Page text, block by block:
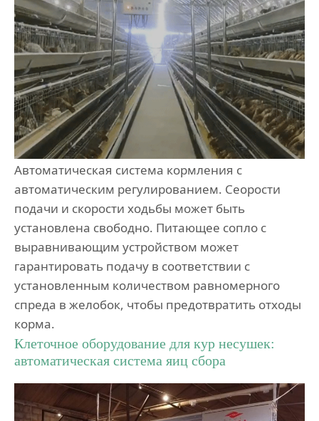
Автоматическая система кормления с
автоматическим регулированием. Сеорости
подачи и скорости ходьбы может быть
установлена свободно. Питающее сопло с
выравнивающим устройством может
гарантировать подачу в соответствии с
установленным количеством равномерного
спреда в желобок, чтобы предотвратить отходы
корма.
Клеточное оборудование для кур несушек:
автоматическая система яиц сбора